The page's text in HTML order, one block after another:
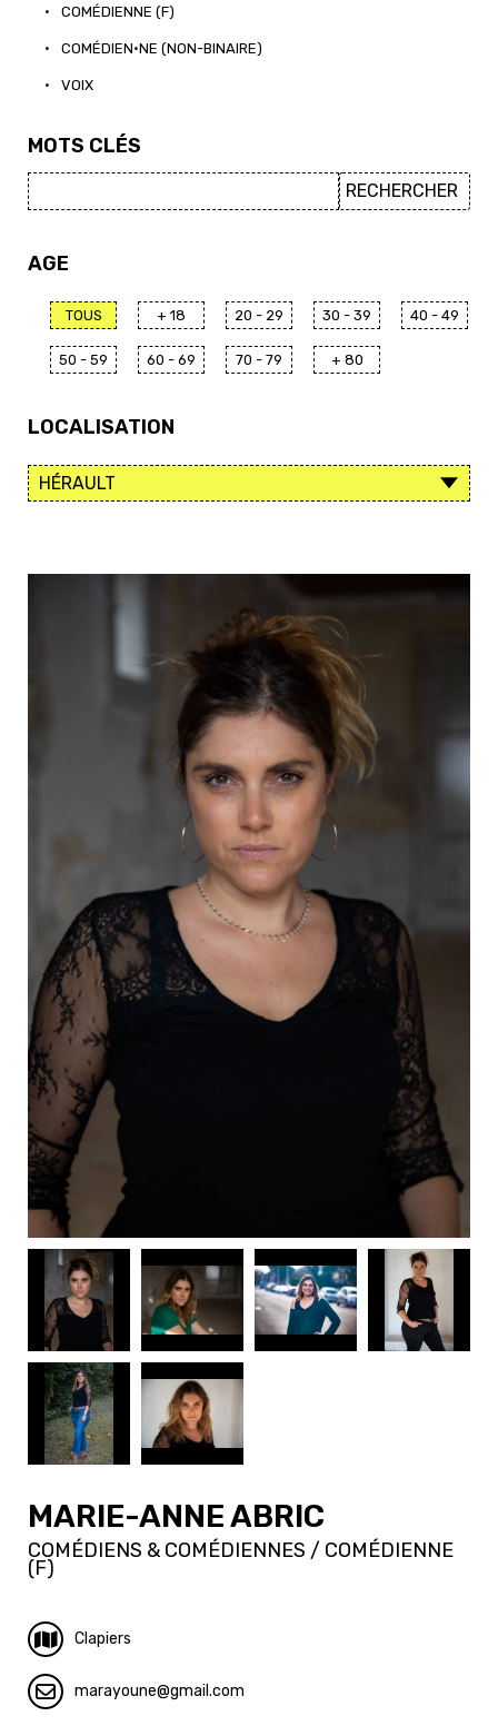
• COMÉDIENNE (F)
• COMÉDIEN·NE (NON-BINAIRE)
• VOIX
MOTS CLÉS
AGE
TOUS + 18 20 - 29 30 - 39 40 - 49
50 - 59 60 - 69 70 - 79 + 80
LOCALISATION
MARIE-ANNE ABRIC
COMÉDIENS & COMÉDIENNES / COMÉDIENNE
(F)
Clapiers
marayoune gmail.com